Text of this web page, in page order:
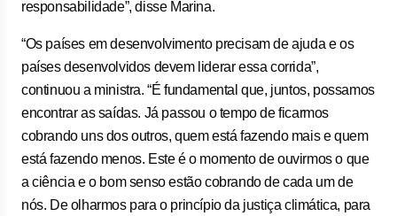
responsabilidade”, disse Marina.
“Os países em desenvolvimento precisam de ajuda e os
países desenvolvidos devem liderar essa corrida”,
continuou a ministra. “É fundamental que, juntos, possamos
encontrar as saídas. Já passou o tempo de ficarmos
cobrando uns dos outros, quem está fazendo mais e quem
está fazendo menos. Este é o momento de ouvirmos o que
a ciência e o bom senso estão cobrando de cada um de
nós. De olharmos para o princípio da justiça climática, para